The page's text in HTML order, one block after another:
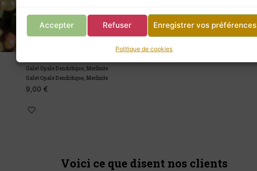
Accepter Refuser Enregistrer vos préférences
Politique de cookies
Galet Opale Dendritique, Merlinite
Galet Opale Dendritique, Merlinite
Voici ce que disent nos clients